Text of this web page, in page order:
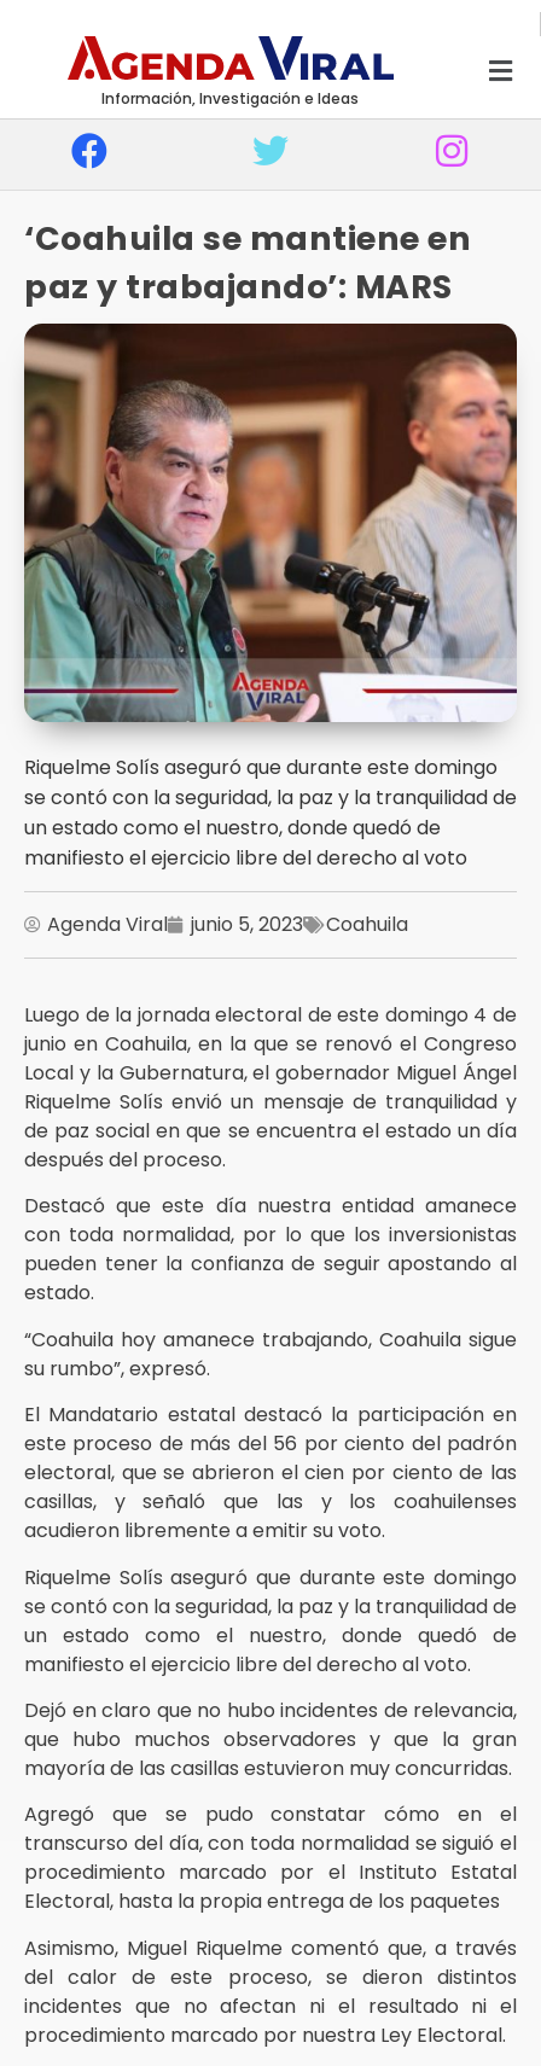
Información, Investigación e Ideas
‘Coahuila se mantiene en
paz y trabajando’: MARS
Riquelme Solís aseguró que durante este domingo
se contó con la seguridad, la paz y la tranquilidad de
un estado como el nuestro, donde quedó de
manifiesto el ejercicio libre del derecho al voto
Agenda Viral junio 5, 2023 Coahuila
Luego de la jornada electoral de este domingo 4 de
junio en Coahuila, en la que se renovó el Congreso
Local y la Gubernatura, el gobernador Miguel Ángel
Riquelme Solís envió un mensaje de tranquilidad y
de paz social en que se encuentra el estado un día
después del proceso.
Destacó que este día nuestra entidad amanece
con toda normalidad, por lo que los inversionistas
pueden tener la confianza de seguir apostando al
estado.
“Coahuila hoy amanece trabajando, Coahuila sigue
su rumbo”, expresó.
El Mandatario estatal destacó la participación en
este proceso de más del 56 por ciento del padrón
electoral, que se abrieron el cien por ciento de las
casillas, y señaló que las y los coahuilenses
acudieron libremente a emitir su voto.
Riquelme Solís aseguró que durante este domingo
se contó con la seguridad, la paz y la tranquilidad de
un estado como el nuestro, donde quedó de
manifiesto el ejercicio libre del derecho al voto.
Dejó en claro que no hubo incidentes de relevancia,
que hubo muchos observadores y que la gran
mayoría de las casillas estuvieron muy concurridas.
Agregó que se pudo constatar cómo en el
transcurso del día, con toda normalidad se siguió el
procedimiento marcado por el Instituto Estatal
Electoral, hasta la propia entrega de los paquetes
Asimismo, Miguel Riquelme comentó que, a través
del calor de este proceso, se dieron distintos
incidentes que no afectan ni el resultado ni el
procedimiento marcado por nuestra Ley Electoral.